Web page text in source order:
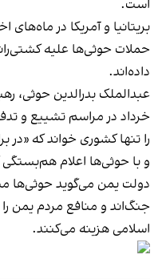
است.
بریتانیا و آمریکا در ماه‌های
حملات حوثی‌ها علیه
داده‌اند.
عبدالملک بدرالدین حوثی،
خرداد در مراسم تشییع و
را تنها کشوری خواند که
و با حوثی‌ها اعلام
دولت یمن می‌گوید حوثی‌ها
جنگ‌اند و منافع مردم یمن
اسلامی هزینه می‌کنند.